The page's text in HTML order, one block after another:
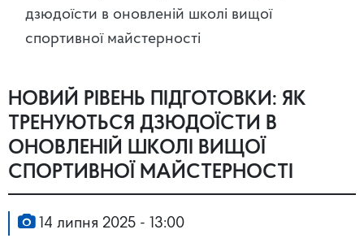
дзюдоїсти в оновленій школі вищої
спортивної майстерності
НОВИЙ РІВЕНЬ ПІДГОТОВКИ: ЯК
ТРЕНУЮТЬСЯ ДЗЮДОЇСТИ В
ОНОВЛЕНІЙ ШКОЛІ ВИЩОЇ
СПОРТИВНОЇ МАЙСТЕРНОСТІ
14 липня 2025 - 13:00